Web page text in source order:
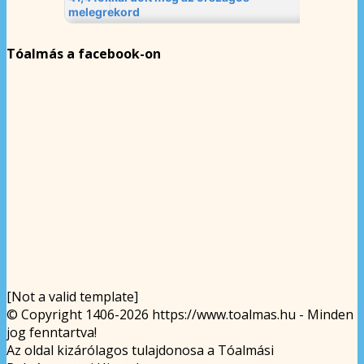
Tóalmás a facebook-on
[Not a valid template]
© Copyright 1406-2026 https://www.toalmas.hu - Minden
jog fenntartva!
Az oldal kizárólagos tulajdonosa a Tóalmási